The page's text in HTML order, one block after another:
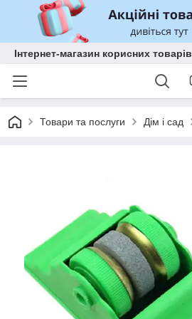
Інтернет-магазин корисних товарів
Товари та послуги Дім і сад